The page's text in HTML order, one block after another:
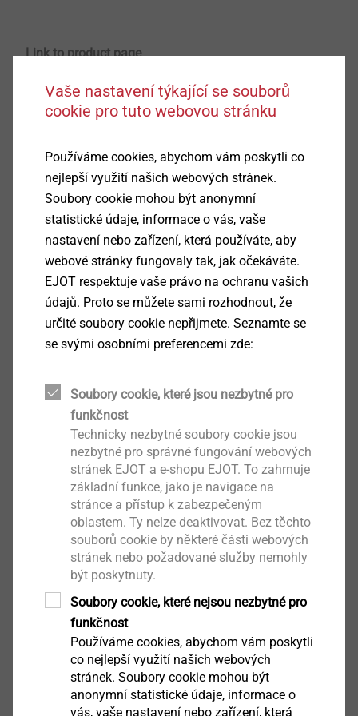
pushing the topic. Besides many other lightweight
thermoplastics produced via the MuCell®process* are
becoming increasingly popular amongst designers
application area, the fastening technology specialist
EJOT has developed a particularly efficient fastening
element - the Cell PT®screw.
When plastic components are developed, foamed
thermoplastics are increasingly considered in the
technical specifications for weight reasons. This
innovative material allows a significant cost saving
during production because it is easily processible and
thus makes the whole production process much more
are distinguished: physical or chemical. They differ in
the production process as well as in the structure of
the finished plastic part, which is reflected in different
cell sizes. The result of both processes is always a
microcellular foam structure in the component (even
for wall thicknesses of less than 1 mm) and a dense
outer layer.
Besides the production-related advantages of this
innovative process, the undisputed weight advantage
is the main reason for its increasing popularity.
Depending on the component, weight savings of 5 to
15 percent are possible. This offers a wide range of
possible applications for thermoplastically foamed
components. For the automotive sector, for example,
the whole interior is predestined for their use. The
Link to product page
Contact Marketing
Vaše nastavení týkající se souborů
cookie pro tuto webovou stránku
Používáme cookies, abychom vám poskytli co
nejlepší využití našich webových stránek.
Soubory cookie mohou být anonymní
statistické údaje, informace o vás, vaše
nastavení nebo zařízení, která používáte, aby
webové stránky fungovaly tak, jak očekáváte.
EJOT respektuje vaše právo na ochranu vašich
údajů. Proto se můžete sami rozhodnout, že
určité soubory cookie nepřijmete. Seznamte se
se svými osobními preferencemi zde:
Soubory cookie, které jsou nezbytné pro
funkčnost
Technicky nezbytné soubory cookie jsou
nezbytné pro správné fungování webových
stránek EJOT a e-shopu EJOT. To zahrnuje
základní funkce, jako je navigace na
stránce a přístup k zabezpečeným
oblastem. Ty nelze deaktivovat. Bez těchto
souborů cookie by některé části webových
stránek nebo požadované služby nemohly
být poskytnuty.
Soubory cookie, které nejsou nezbytné pro
funkčnost
Používáme cookies, abychom vám poskytli
co nejlepší využití našich webových
stránek. Soubory cookie mohou být
anonymní statistické údaje, informace o
vás, vaše nastavení nebo zařízení, která